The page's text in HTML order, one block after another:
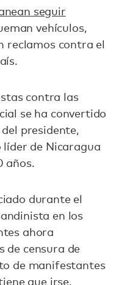
seguir
vehículos,
reclamos contra el
contra las
se ha convertido
presidente,
líder de Nicaragua
años.
durante el
en los
ahora
de censura de
de manifestantes
que irse.